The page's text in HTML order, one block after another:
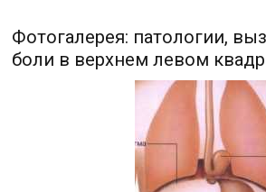
Фотогалерея: патологии,
боли в верхнем левом